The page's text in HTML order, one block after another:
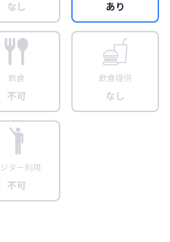
なし あり
飲食
不可
飲食提供
なし
ター利用
不可